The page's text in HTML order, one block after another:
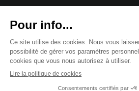
Politique de cookies
Politique de confidentialité
© 2026 Cercle Munster . Tous droits réservés